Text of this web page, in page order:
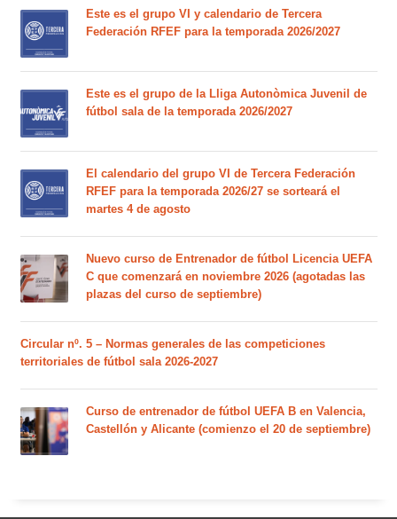
Este es el grupo VI y calendario de Tercera
Federación RFEF para la temporada 2026/2027
Este es el grupo de la Lliga Autonòmica Juvenil de
fútbol sala de la temporada 2026/2027
El calendario del grupo VI de Tercera Federación
RFEF para la temporada 2026/27 se sorteará el
martes 4 de agosto
Nuevo curso de Entrenador de fútbol Licencia UEFA
C que comenzará en noviembre 2026 (agotadas las
plazas del curso de septiembre)
Circular nº. 5 – Normas generales de las competiciones
territoriales de fútbol sala 2026-2027
Curso de entrenador de fútbol UEFA B en Valencia,
Castellón y Alicante (comienzo el 20 de septiembre)